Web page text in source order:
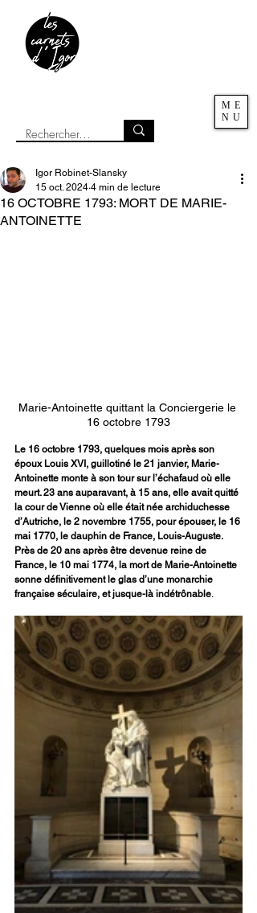
ME
NU
16 OCTOBRE 1793: MORT DE MARIE-
ANTOINETTE
Igor Robinet-Slansky
15 oct. 2024 4 min de lecture
Marie-Antoinette quittant la Conciergerie le
16 octobre 1793
Le 16 octobre 1793, quelques mois après son
époux Louis XVI, guillotiné le 21 janvier, Marie-
Antoinette monte à son tour sur l’échafaud où elle
meurt. 23 ans auparavant, à 15 ans, elle avait quitté
la cour de Vienne où elle était née archiduchesse
d’Autriche, le 2 novembre 1755, pour épouser, le 16
mai 1770, le dauphin de France, Louis-Auguste.
Près de 20 ans après être devenue reine de
France, le 10 mai 1774, la mort de Marie-Antoinette
sonne définitivement le glas d’une monarchie
française séculaire, et jusque-là indétrônable